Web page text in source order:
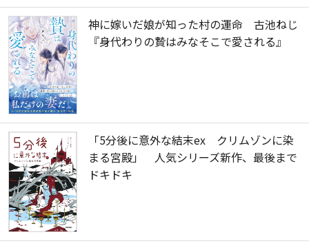
神に嫁いだ娘が知った村の運命 古池ねじ
『身代わりの贄はみなそこで愛される』
「5分後に意外な結末ex クリムゾンに染
まる宮殿」 人気シリーズ新作、最後まで
ドキドキ